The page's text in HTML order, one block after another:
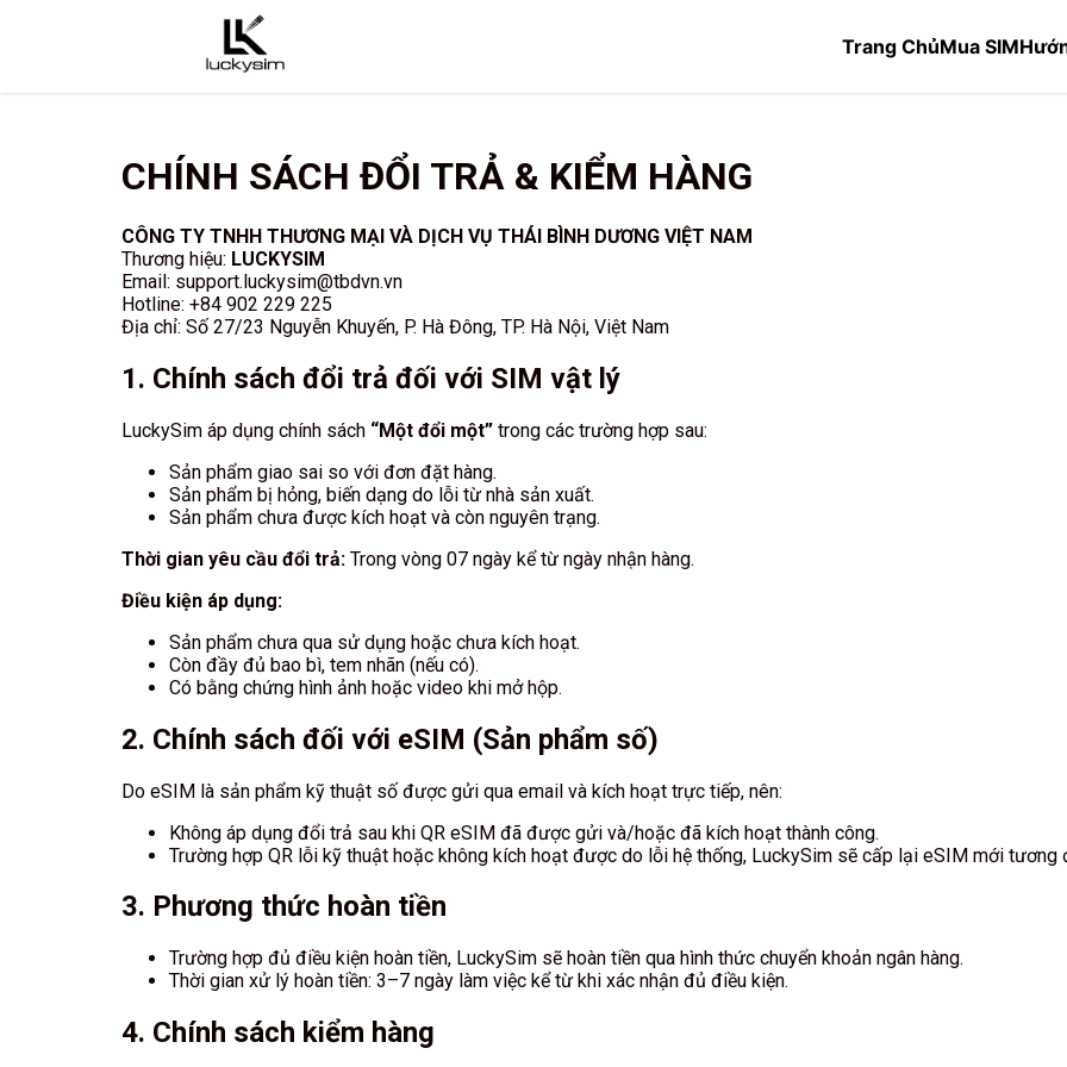
Trang ChủMua SIM
CHÍNH SÁCH ĐỔI TRẢ & KIỂM HÀNG
CÔNG TY TNHH THƯƠNG MẠI VÀ DỊCH VỤ THÁI BÌNH DƯƠNG VIỆT NAM
Thương hiệu: LUCKYSIM
Email: support.luckysim@tbdvn.vn
Hotline: +84 902 229 225
Địa chỉ: Số 27/23 Nguyễn Khuyến, P. Hà Đông, TP. Hà Nội, Việt Nam
1. Chính sách đổi trả đối với SIM vật lý
LuckySim áp dụng chính sách “Một đổi một” trong các trường hợp sau:
Sản phẩm giao sai so với đơn đặt hàng.
Sản phẩm bị hỏng, biến dạng do lỗi từ nhà sản xuất.
Sản phẩm chưa được kích hoạt và còn nguyên trạng.
Thời gian yêu cầu đổi trả: Trong vòng 07 ngày kể từ ngày nhận hàng.
Điều kiện áp dụng:
Sản phẩm chưa qua sử dụng hoặc chưa kích hoạt.
Còn đầy đủ bao bì, tem nhãn (nếu có).
Có bằng chứng hình ảnh hoặc video khi mở hộp.
2. Chính sách đối với eSIM (Sản phẩm số)
Do eSIM là sản phẩm kỹ thuật số được gửi qua email và kích hoạt trực tiếp, nên:
Không áp dụng đổi trả sau khi QR eSIM đã được gửi và/hoặc đã kích hoạt thành công.
Trường hợp QR lỗi kỹ thuật hoặc không kích hoạt được do lỗi hệ thống, LuckySim sẽ cấp lại eSIM mới tương
3. Phương thức hoàn tiền
Trường hợp đủ điều kiện hoàn tiền, LuckySim sẽ hoàn tiền qua hình thức chuyển khoản ngân hàng.
Thời gian xử lý hoàn tiền: 3–7 ngày làm việc kể từ khi xác nhận đủ điều kiện.
4. Chính sách kiểm hàng